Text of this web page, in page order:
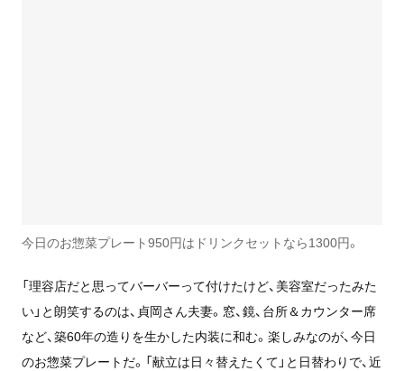
今日のお惣菜プレート950円はドリンクセットなら1300円。
「理容店だと思ってバーバーって付けたけど、美容室だったみた
い」と朗笑するのは、貞岡さん夫妻。窓、鏡、台所＆カウンター席
など、築60年の造りを生かした内装に和む。楽しみなのが、今日
のお惣菜プレートだ。「献立は日々替えたくて」と日替わりで、近